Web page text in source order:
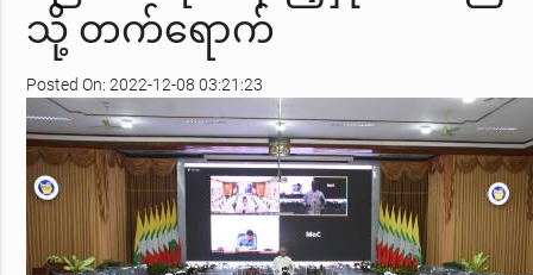
သို့ တက်ရောက်
Posted On: 2022-12-08 03:21:23